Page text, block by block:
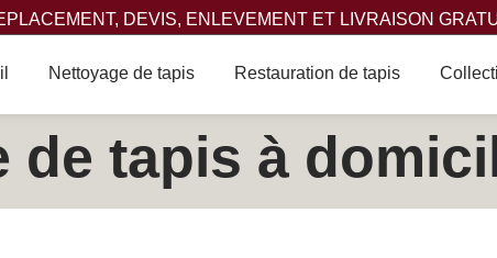
DEVIS, ENLEVEMENT ET LIVRAISON
Nettoyage de tapis Restauration de tapis
de tapis à